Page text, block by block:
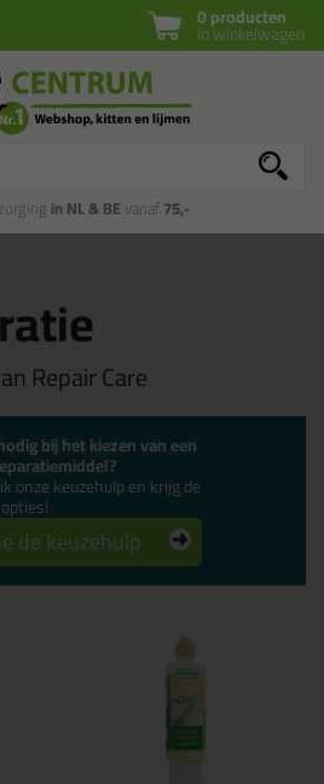
0 producten
in winkelwagen
in NL & BEvanaf75,-
Repair Care
bij het kiezen van een
onze keuzehulp en krijg de
de keuzehulp